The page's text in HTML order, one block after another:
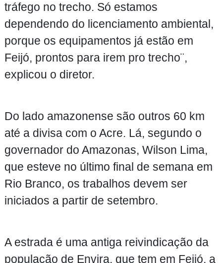
tráfego no trecho. Só estamos
dependendo do licenciamento ambiental,
porque os equipamentos já estão em
Feijó, prontos para irem pro trecho¨,
explicou o diretor.
Do lado amazonense são outros 60 km
até a divisa com o Acre. Lá, segundo o
governador do Amazonas, Wilson Lima,
que esteve no último final de semana em
Rio Branco, os trabalhos devem ser
iniciados a partir de setembro.
A estrada é uma antiga reivindicação da
população de Envira, que tem em Feijó, a